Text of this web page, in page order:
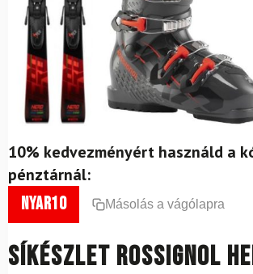
10% kedvezményért használd a
pénztárnál:
nyar10 Másolás a vágólapra
Síkészlet ROSSIGNOL